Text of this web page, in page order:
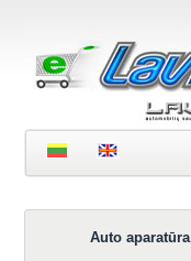
Auto aparatūra